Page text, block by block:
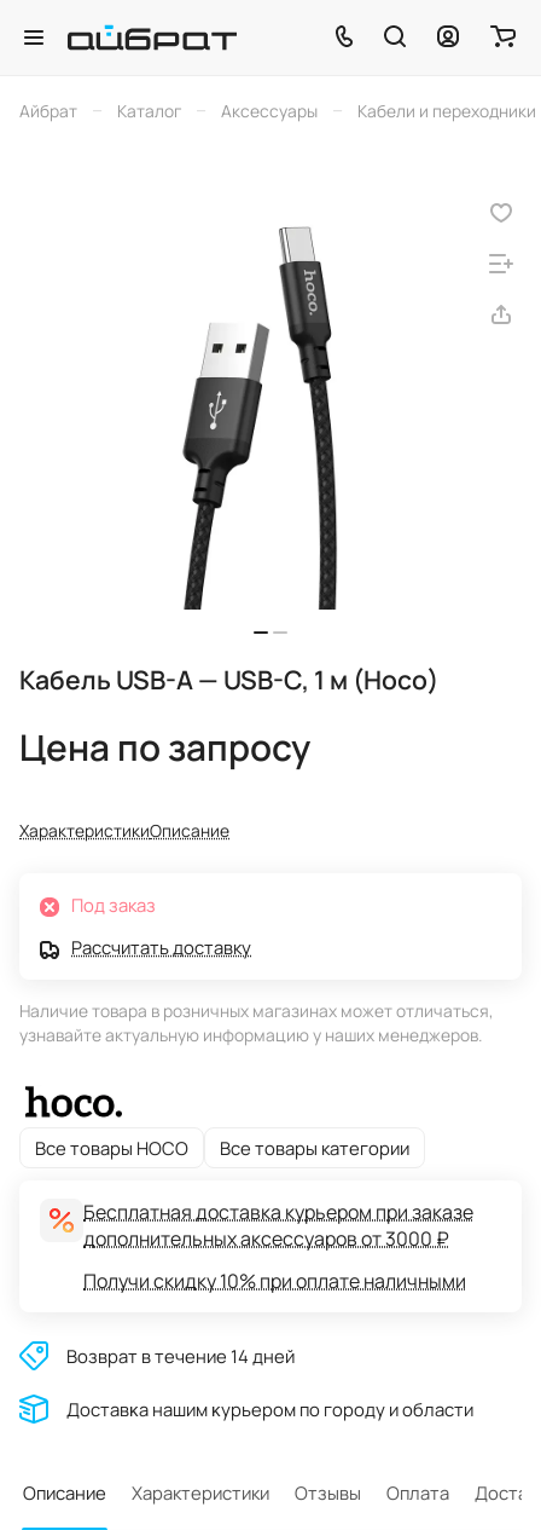
Айбрат – Каталог – Аксессуары – Кабели и переходники
Кабель USB-A — USB-C, 1 м (Hoco)
Цена по запросу
ХарактеристикиОписание
Под заказ
Рассчитать доставку
Наличие товара в розничных магазинах может отличаться,
узнавайте актуальную информацию у наших менеджеров.
Все товары HOCO Все товары категории
Бесплатная доставка курьером при заказе
дополнительных аксессуаров от 3000 ₽
Получи скидку 10% при оплате наличными
Возврат в течение 14 дней
Доставĸа нашим ĸурьером по городу и области
Описание Характеристики Отзывы Оплата